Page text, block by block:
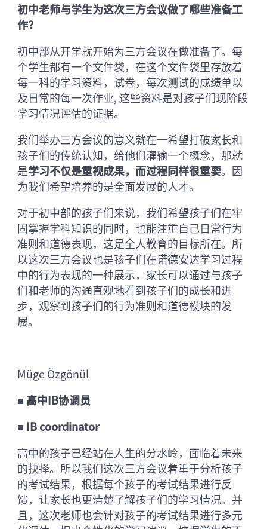
初中老师与学生为这次三方会议做了哪些准备工
作？
初中部从开学就开始为三方会议在做准备了。每
个学生都有一个文件袋，在这个文件袋里存放着
每一科的学习资料，试卷，每次测试的成绩单以
及日常的每一次作业, 这些资料是对孩子们现阶段
学习情况评估的证据。
我们举办三方会议的意义就在一希望打破家长和
孩子们的传统认知，给他们灌输一个概念，那就
是学习不仅是重视成果，而过程同样很重要。因
为我们希望培养的是全面发展的人才。
对于初中部的孩子们来说，我们希望孩子们在牢
固掌握学科知识的同时，也能注重自己日常行为
准则和道德表现，这是全人教育的目标所在。所
以这次三方会议也是孩子们在诺德安达学习过程
中的行为表现的一种展示，家长可以通过与孩子
们和老师的沟通直观地看到孩子们的成长和进
步，观察到孩子们的行为准则和道德模块的发
展。
Müge Özgönül
■ 高中IB协调员
■ IB coordinator
高中的孩子已经站在人生的分水岭，面临着未来
的抉择。所以我们这次三方会议着重于分析孩子
的考试结果，根据每个孩子的考试结果进行反
馈，让家长也更清楚了解孩子们的学习情况。并
且，这次老师也会针对孩子的考试结果进行多元